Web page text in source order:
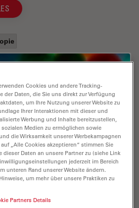
Lifetime Multiplexing
Cookies und andere Tracking-
der Daten, die Sie uns direkt zur Verfügung
um Ihre Nutzung unserer Website zu
Ihrer Interaktionen mit dieser und
Werbung und Inhalte bereitzustellen,
Medien zu ermöglichen sowie
die Wirksamkeit unserer Werbekampagnen
„Alle Cookies akzeptieren“ stimmen Sie
dieser Daten an unsere Partner zu (siehe Link
jederzeit im Bereich
unteren Rand unserer Website ändern.
um mehr über unsere Praktiken zu
Partners Details